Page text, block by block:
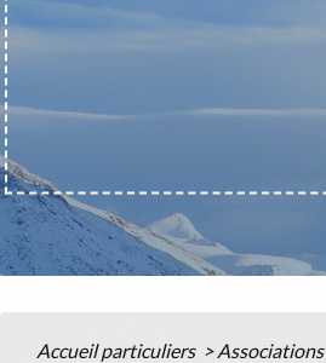
Accueil particuliers > Associations